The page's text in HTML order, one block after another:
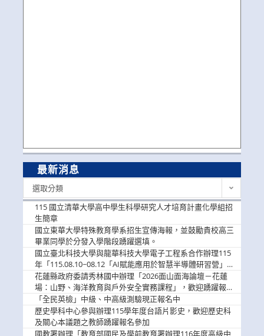
最新消息
選取分類
115 國立清華大學高中學生科學研究人才培育計畫化學組招
生簡章
國立東華大學特殊教育學系招生宣傳海報，並鼓勵貴校高三
畢業同學於分發入學階段踴躍選填。
國立臺北科技大學與龍華科技大學電子工程系合作辦理115
年「115.08.10~08.12「AI賦能應用於智慧半導體研習營」，
歡迎學生踴躍報名參加
花蓮縣政府委請秀林國中辦理「2026面山面海論壇－花蓮
場：山野、海洋教育與戶外安全實務課程」，歡迎踴躍報名
參加
「全民英檢」中級、中高級測驗現正報名中
歷史學科中心參與辦理115學年度台語片影史，歡迎歷史科
及關心本議題之教師踴躍報名參加
國教署辦理「教育部國民及學前教育署辦理116年度高級中